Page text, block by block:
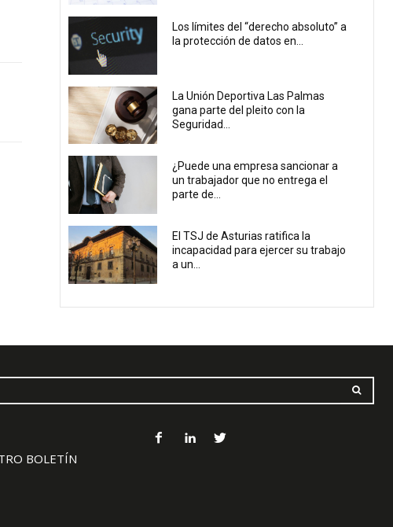
Los límites del “derecho absoluto” a
la protección de datos en...
La Unión Deportiva Las Palmas
gana parte del pleito con la
Seguridad...
¿Puede una empresa sancionar a
un trabajador que no entrega el
parte de...
El TSJ de Asturias ratifica la
incapacidad para ejercer su trabajo
a un...
BOLETÍN